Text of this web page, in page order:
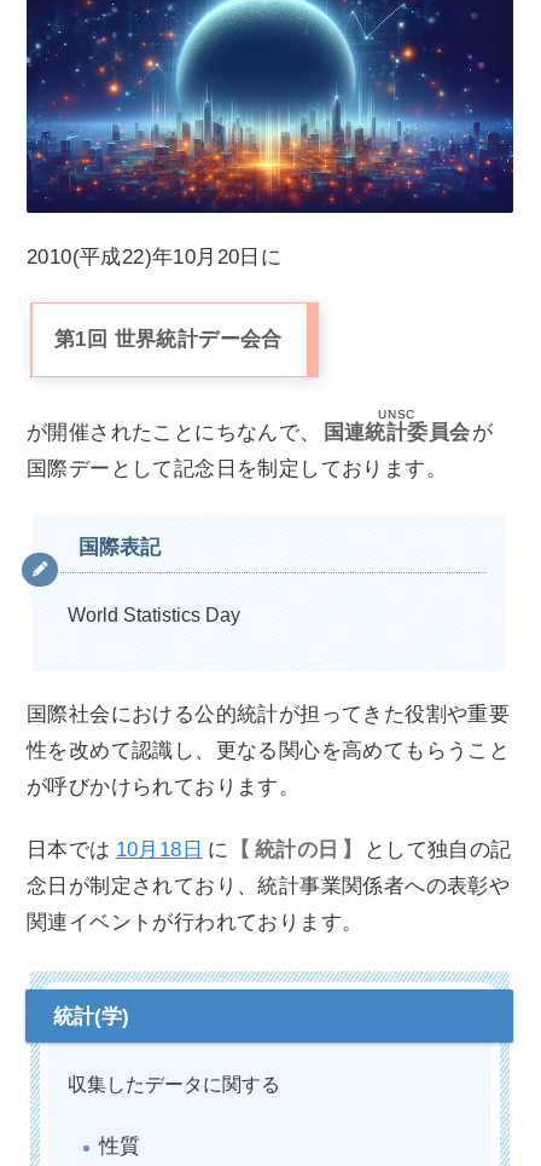
2010(平成22)年10月20日に
第1回 世界統計デー会合
が開催されたことにちなんで、 国連統計委員会
UNSC
が
国際デーとして記念日を制定しております。
国際表記
World Statistics Day
国際社会における公的統計が担ってきた役割や重要
性を改めて認識し、更なる関心を高めてもらうこと
が呼びかけられております。
日本では 10月18日 に 統計の日
として独自の記
念日が制定されており、統計事業関係者への表彰や
関連イベントが行われております。
収集したデータに関する
性質